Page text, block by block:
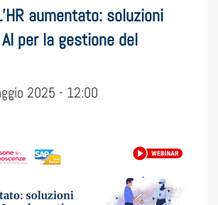
aumentato: soluzioni
per la gestione del
2025 - 12:00